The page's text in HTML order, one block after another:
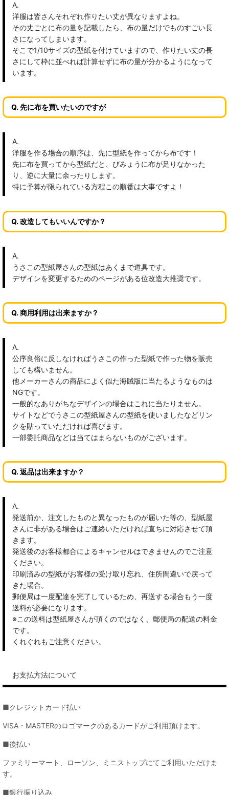
A.
洋服は皆さんそれぞれ作りたい丈が異なりますよね。
その丈ごとに布の量を記載したら、布の量だけでものすごい長
さになってしまいます。
そこで1/10サイズの型紙を付けていますので、作りたい丈の長
さにして枠に並べれば計算せずに布の量が分かるようになって
います。
Q. 先に布を買いたいのですが
A.
洋服を作る場合の順序は、先に型紙を作ってから布です！
先に布を買ってから型紙だと、びみょうに布が足りなかった
り、逆に大量に余ったりします。
特に予算が限られている方程この順番は大事ですよ！
Q. 改造してもいいんですか？
A.
うさこの型紙屋さんの型紙はあくまで道具です。
デザインを変更するためのページがある位改造大推奨です。
Q. 商用利用は出来ますか？
A.
公序良俗に反しなければうさこの作った型紙で作った物を販売
しても構いません。
他メーカーさんの商品によく似た海賊版に当たるようなものは
NGです。
一般的なありがちなデザインの場合はこれに当たりません。
サイトなどでうさこの型紙屋さんの型紙を使いましたなどリン
クを貼っていただければ喜びます。
一部委託商品などは当てはまらないものがございます。
Q. 返品は出来ますか？
A.
発送前か、注文したものと異なったものが届いた等の、型紙屋
さんに非がある場合はご連絡いただければ直ちに対応させて頂
きます。
発送後のお客様都合によるキャンセルはできませんのでご注意
ください。
印刷済みの型紙がお客様の受け取り忘れ、住所間違いで戻って
きた場合。
郵便局は一度配達を完了しているため、再送する場合もう一度
送料が必要になります。
※この送料は型紙屋さんが頂くのではなく、郵便局の配送の料金
です。
くれぐれもご注意ください。
お支払方法について
■クレジットカード払い
VISA・MASTERのロゴマークのあるカードがご利用頂けます。
■後払い
ファミリーマート、ローソン、ミニストップにてご利用いただけま
す。
■銀行振り込み